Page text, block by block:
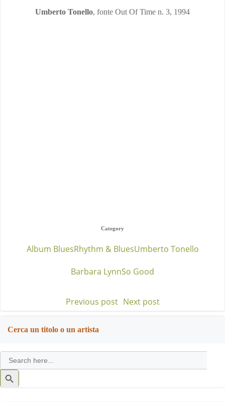
Umberto Tonello, fonte Out Of Time n. 3, 1994
Category
Album BluesRhythm & BluesUmberto Tonello
Barbara LynnSo Good
Post
navigation
Previous post Post
Next post
Cerca un titolo o un artista
Search
for:
Search
Button